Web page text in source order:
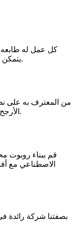
كل عمل له طابعه
يتمكن أي شخص من سماع موقع الويب الخاص به.
من المعترف به على
الأرجح أفضل الوسائط للمؤسسات لتعزيز صورتها.
قم ببناء روبوت
الاصطناعي مع
بصفتنا شركة رائدة